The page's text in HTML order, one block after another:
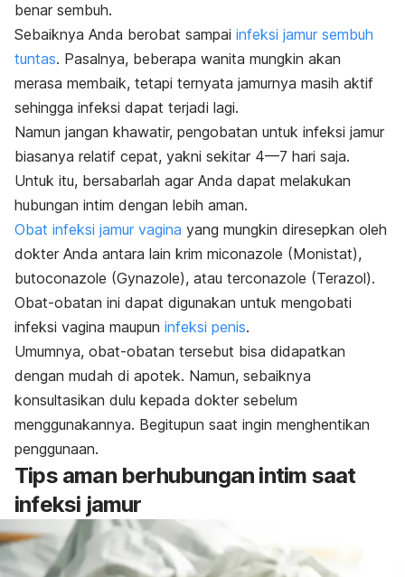
benar sembuh.
Sebaiknya Anda berobat sampai infeksi jamur sembuh
tuntas. Pasalnya, beberapa wanita mungkin akan
merasa membaik, tetapi ternyata jamurnya masih aktif
sehingga infeksi dapat terjadi lagi.
Namun jangan khawatir, pengobatan untuk infeksi jamur
biasanya relatif cepat, yakni sekitar 4—7 hari saja.
Untuk itu, bersabarlah agar Anda dapat melakukan
hubungan intim dengan lebih aman.
Obat infeksi jamur vagina yang mungkin diresepkan oleh
dokter Anda antara lain krim miconazole (Monistat),
butoconazole (Gynazole), atau terconazole (Terazol).
Obat-obatan ini dapat digunakan untuk mengobati
infeksi vagina maupun infeksi penis.
Umumnya, obat-obatan tersebut bisa didapatkan
dengan mudah di apotek. Namun, sebaiknya
konsultasikan dulu kepada dokter sebelum
menggunakannya. Begitupun saat ingin menghentikan
penggunaan.
Tips aman berhubungan intim saat
infeksi jamur